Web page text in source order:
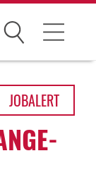
Suchen
JOBALERT